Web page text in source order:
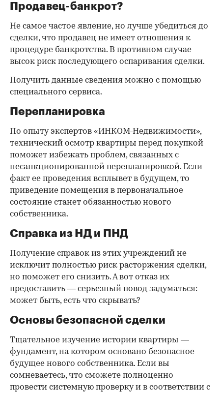
Продавец-банкрот?
Не самое частое явление, но лучше убедиться до
сделки, что продавец не имеет отношения к
процедуре банкротства. В противном случае
высок риск последующего оспаривания сделки.
Получить данные сведения можно с помощью
специального сервиса.
Перепланировка
По опыту экспертов «ИНКОМ-Недвижимости»,
технический осмотр квартиры перед покупкой
поможет избежать проблем, связанных с
несанкционированной перепланировкой. Если
факт ее проведения всплывет в будущем, то
приведение помещения в первоначальное
состояние станет обязанностью нового
собственника.
Справка из НД и ПНД
Получение справок из этих учреждений не
исключит полностью риск расторжения сделки,
но поможет его снизить. А вот отказ их
предоставить — серьезный повод задуматься:
может быть, есть что скрывать?
Основы безопасной сделки
Тщательное изучение истории квартиры —
фундамент, на котором основано безопасное
будущее нового собственника. Если вы
сомневаетесь, что сможете полноценно
провести системную проверку и в соответствии с